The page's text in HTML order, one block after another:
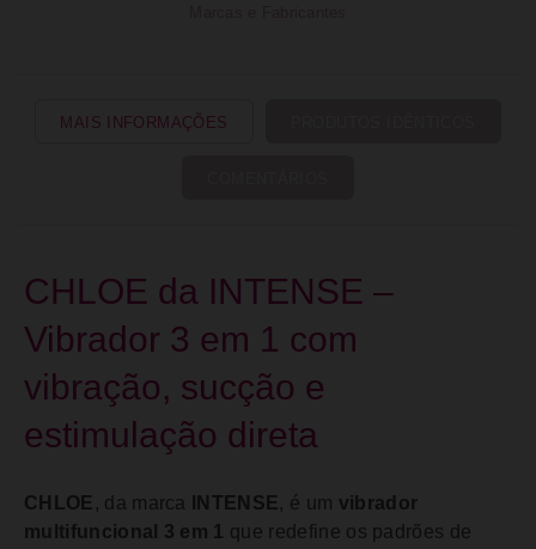
MAIS INFORMAÇÕES
CHLOE da INTENSE –
Vibrador 3 em 1 com
vibração, sucção e
estimulação direta
CHLOE , da marca INTENSE , é um vibrador
multifuncional 3 em 1
que redefine os padrões de